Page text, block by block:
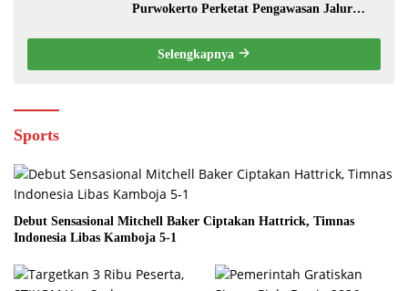
Purwokerto Perketat Pengawasan Jalur
Selengkapnya
Sports
Debut Sensasional Mitchell Baker Ciptakan Hattrick, Timnas
Indonesia Libas Kamboja 5-1